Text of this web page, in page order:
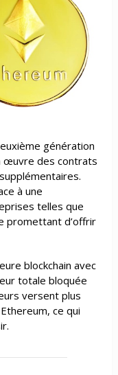
génération
œuvre des contrats
à une
telles que
promettant d’offrir
blockchain avec
totale bloquée
versent plus
ce qui